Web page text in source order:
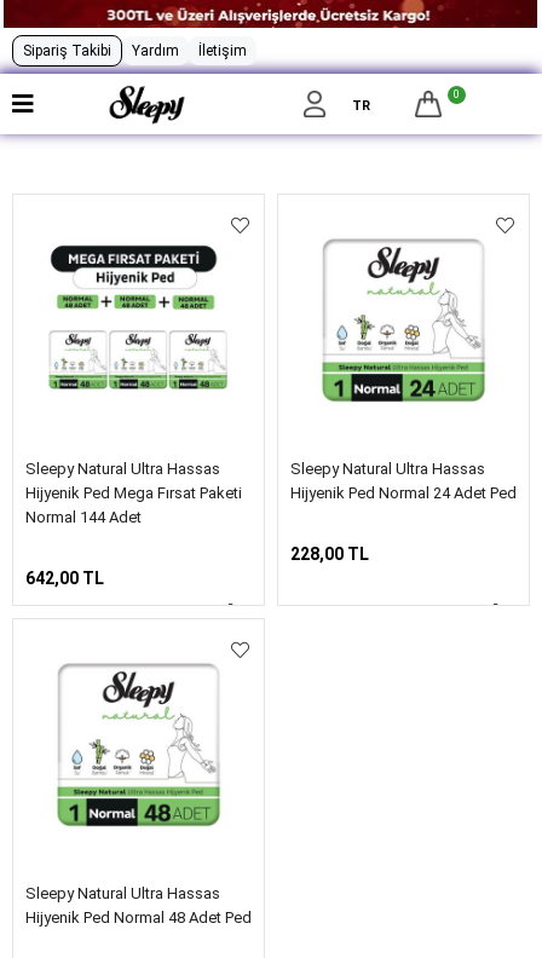
Sipariş Takibi Yardım İletişim
TR
0
Filtrele
Sleepy Natural Ultra Hassas
Hijyenik Ped Mega Fırsat Paketi
Normal 144 Adet
642,00 TL
Sleepy Natural Ultra Hassas
Hijyenik Ped Normal 24 Adet Ped
228,00 TL
Sleepy Natural Ultra Hassas
Hijyenik Ped Normal 48 Adet Ped